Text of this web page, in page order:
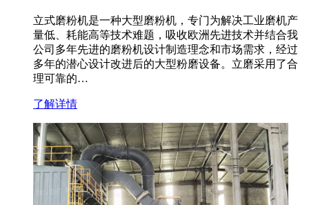
立式磨粉机是一种大型磨粉机，专门为解决工业磨机产
量低、耗能高等技术难题，吸收欧洲先进技术并结合我
公司多年先进的磨粉机设计制造理念和市场需求，经过
多年的潜心设计改进后的大型粉磨设备。立磨采用了合
理可靠的…
了解详情